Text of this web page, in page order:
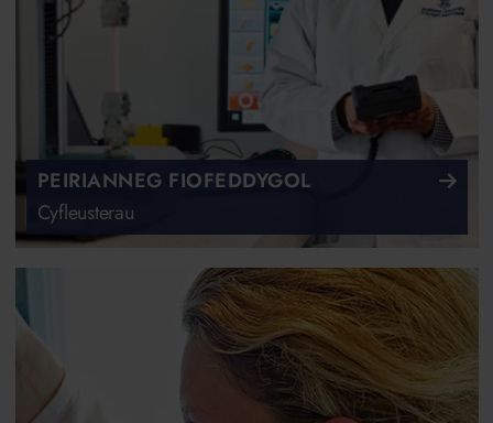
PEIRIANNEG FIOFEDDYGOL
Cyfleusterau